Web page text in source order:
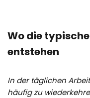
Wo die
entstehen
In der täglichen
häufig zu